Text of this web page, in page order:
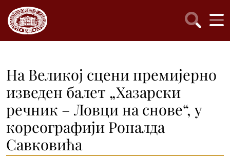
На Великој сцени премијерно
изведен балет „Хазарски
речник – Ловци на снове“, у
кореографији Роналда
Савковића